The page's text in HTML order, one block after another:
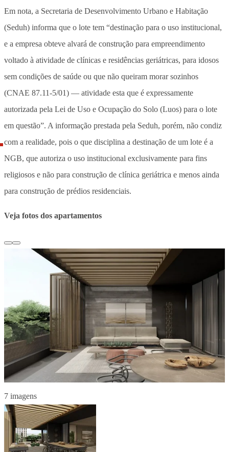
Em nota, a Secretaria de Desenvolvimento Urbano e Habitação
(Seduh) informa que o lote tem “destinação para o uso institucional,
e a empresa obteve alvará de construção para empreendimento
voltado à atividade de clínicas e residências geriátricas, para idosos
sem condições de saúde ou que não queiram morar sozinhos
(CNAE 87.11-5/01) — atividade esta que é expressamente
autorizada pela Lei de Uso e Ocupação do Solo (Luos) para o lote
em questão”. A informação prestada pela Seduh, porém, não condiz
com a realidade, pois o que disciplina a destinação de um lote é a
NGB, que autoriza o uso institucional exclusivamente para fins
religiosos e não para construção de clínica geriátrica e menos ainda
para construção de prédios residenciais.
Veja fotos dos apartamentos
7 imagens